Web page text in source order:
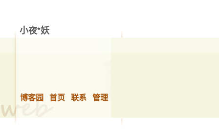
小夜*妖
博客园 首页 联系 管理